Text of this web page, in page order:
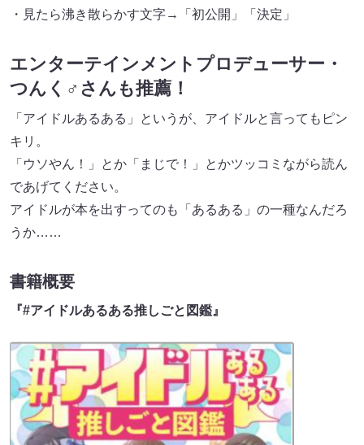
・見たら沸き散らかす文字→「初公開」「決定」
エンターテインメントプロデューサー・
つんく♂さんも推薦！
「アイドルあるある」というが、アイドルと言ってもピン
キリ。
「ウソやん！」とか「まじで！」とかツッコミながら読ん
であげてください。
アイドルが本を出すってのも「あるある」の一種なんだろ
うか……
書籍概要
『#アイドルあるある推しごと図鑑』